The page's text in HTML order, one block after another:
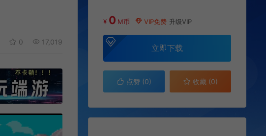
0 17,019
¥ 0 M币 VIP免费 升级VIP
立即下载
点赞 (0) 收藏 (0)